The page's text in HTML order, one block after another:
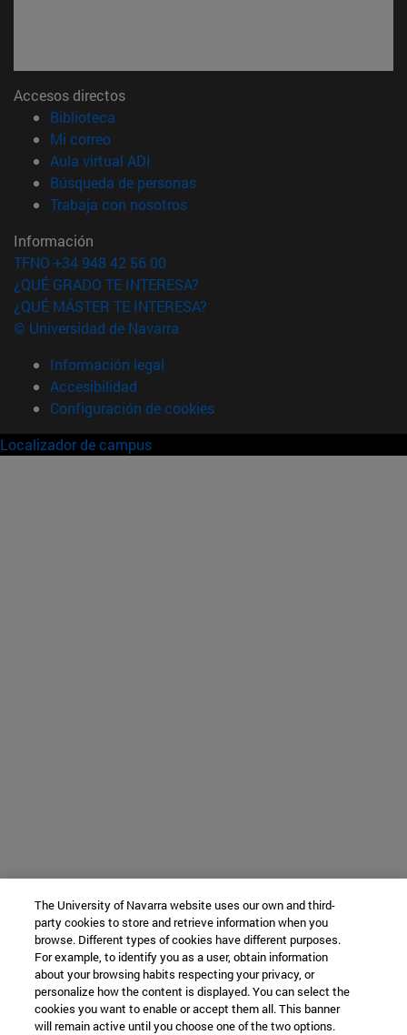
Accesos directos
Biblioteca
Mi correo(abre en nueva ventana)
Aula virtual ADI
Búsqueda de personas(abre en nueva ventana)
Trabaja con nosotros(abre en nueva ventana)
Información
TFNO +34 948 42 56 00
¿QUÉ GRADO TE INTERESA?
¿QUÉ MÁSTER TE INTERESA?
© Universidad de Navarra
Información legal
Accesibilidad
Configuración de cookies
Localizador de campus
The University of Navarra website uses our own and third-
party cookies to store and retrieve information when you
browse. Different types of cookies have different purposes.
For example, to identify you as a user, obtain information
about your browsing habits respecting your privacy, or
personalize how the content is displayed. You can select the
cookies you want to enable or accept them all. This banner
will remain active until you choose one of the two options.